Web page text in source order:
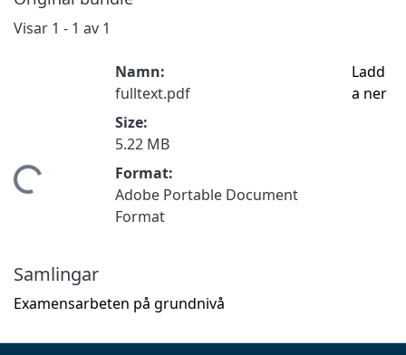
Visar 1 - 1 av 1
Hämtar...
Namn:
fulltext.pdf
Size:
5.22 MB
Format:
Adobe Portable Document
Format
Ladd
a ner
Samlingar
Examensarbeten på grundnivå